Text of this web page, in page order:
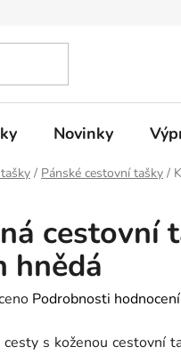
Novinky
/ Pánské cestovní tašky /
cestovní
hnědá
Podrobnosti hodnocení
cesty s koženou cestovní